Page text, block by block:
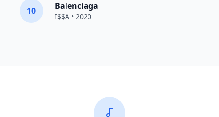
10 Balenciaga
I$$A • 2020